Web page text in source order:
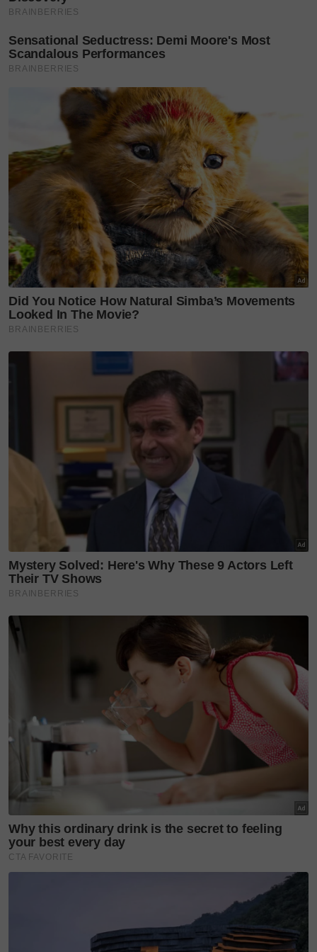
Direka khusus untuk meraikan sifat kewanitaan,
kekuatan dalaman dan ketenangan, koleksi
gabungan ukiran tangan dan batik cop itu
menampilkan lima helaian seni ukiran tangan yang
sangat memukau, merangkumi tiga helai kain pareo
batik dan dua helai skirt sarung batik.
Pengenalan koleksi ini mencerminkan hala tuju
Kapten Batik yang lebih lembut dan intim, yang
Tengku Zatashah sendiri terlibat secara langsung
bersama pasukan kreatif Kapten Batik dalam setiap
aspek pembuatan, bermula daripada pembentukan
konsep awal, rekaan corak, pemilihan perincian
halus, sehinggalah kepada mesej dan matlamat
utama koleksi ini dihasilkan.
Hasilnya, lahirlah sebuah karya seni tekstil yang
abadi dan fleksibel, sesuai untuk wanita yang
mahukan gaya bersahaja di siang hari mahupun
penampilan anggun pada waktu malam.
unik yang diinspirasikan daripada personaliti dan
intipati diri Tengku Zatashah sendiri.
Antara rekaan yang menjadi tumpuan utama ialah
Dragon in Clouds yang menterjemahkan
keseimbangan antara kuasa dan ketenangan
menerusi pergerakan garisan berlapis dan peralihan
warna yang lembut. Motif ini hadir dalam beberapa
pilihan memikat sepertiSarong Dragon In Clouds
(Teel Mint), Pario Dragon In Clouds (Lilac Teal) dan
Selain itu, motif Botanika pula melambangkan
pertumbuhan dan sifat kewanitaan dengan
menterjemahkan bentuk organik alam semula jadi
ke dalam komposisi visual yang cukup halus
Pario Botanika (Sky Blue) dan
Sarong Botanika (Navy Pink).